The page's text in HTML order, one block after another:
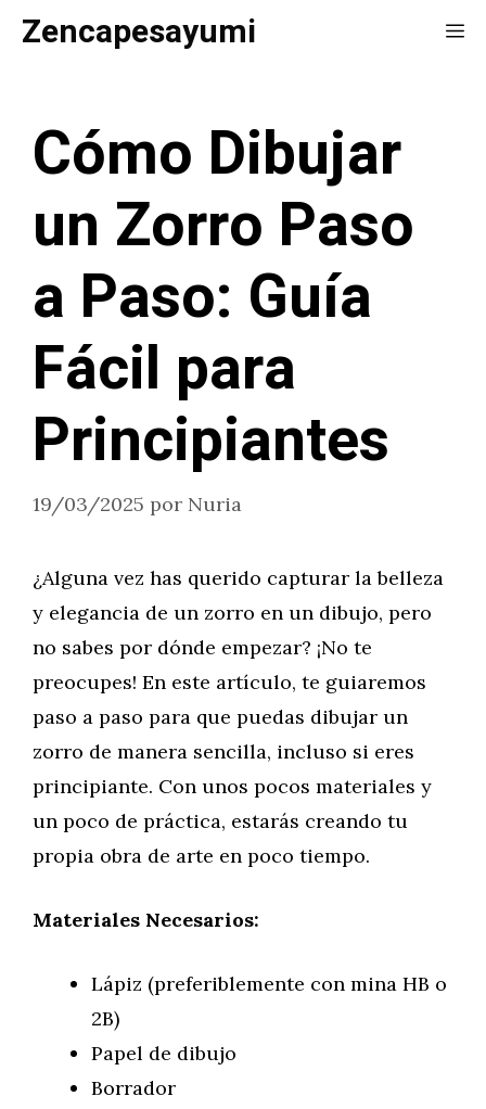
SaltarZencapesayumi
Cómo Dibujar
un Zorro Paso
a Paso: Guía
Fácil para
Principiantes
19/03/2025 por Nuria
¿Alguna vez has querido capturar la belleza
y elegancia de un zorro en un dibujo, pero
no sabes por dónde empezar? ¡No te
preocupes! En este artículo, te guiaremos
paso a paso para que puedas dibujar un
zorro de manera sencilla, incluso si eres
principiante. Con unos pocos materiales y
un poco de práctica, estarás creando tu
propia obra de arte en poco tiempo.
Materiales Necesarios:
Lápiz (preferiblemente con mina HB o
2B)
Papel de dibujo
Borrador